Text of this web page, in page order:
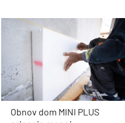
Obnov dom MINI PLUS